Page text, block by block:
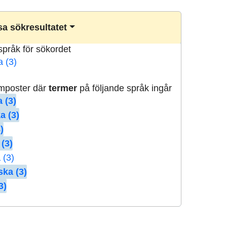
sökresultatet
för sökordet
(3)
därtermer på följande språk ingår
(3)
(3)
(3)
(3)